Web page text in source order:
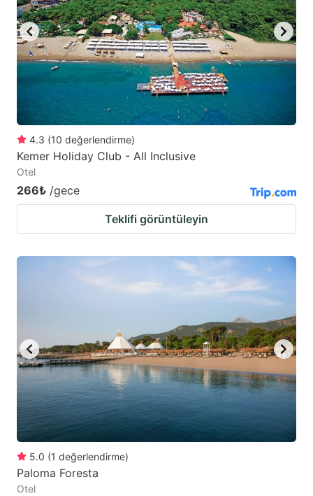
key
to
get
the
keyboard
shortcuts
for
changing
key
to
get
the
keyboard
shortcuts
changing
4.3 (10 değerlendirme)
Kemer Holiday Club - All Inclusive
Otel
266₺ /gece
Teklifi görüntüleyin
5.0 (1 değerlendirme)
Paloma Foresta
Otel